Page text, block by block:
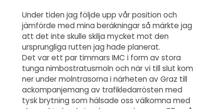
Under tiden jag följde upp vår position och
jämförde med mina beräkningar så märkte jag
att det inte skulle skilja mycket mot den
ursprungliga rutten jag hade planerat.
Det var ett par timmars IMC i form av stora
tunga nimbostratusmoln och när vi till slut kom
ner under molntrasorna i närheten av Graz till
ackompanjemang av trafikledarrösten med
tysk brytning som hälsade oss välkomna med